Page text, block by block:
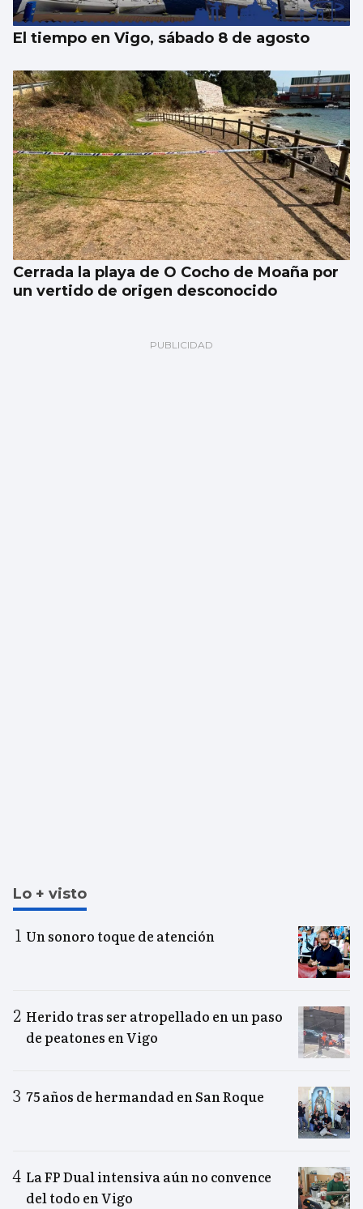
El tiempo en Vigo, sábado 8 de agosto
Cerrada la playa de O Cocho de Moaña por
un vertido de origen desconocido
Lo + visto
Un sonoro toque de atención
Herido tras ser atropellado en un paso
de peatones en Vigo
75 años de hermandad en San Roque
La FP Dual intensiva aún no convence
del todo en Vigo